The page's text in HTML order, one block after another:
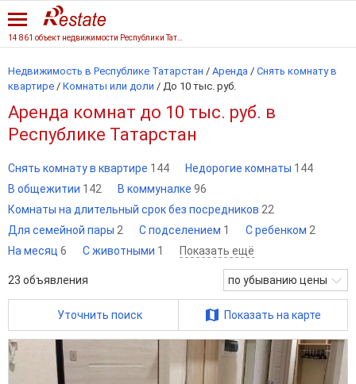
Недвижимость в Республике Татарстан / Аренда / Снять комнату в
квартире / Комнаты или доли / До 10 тыс. руб.
Аренда комнат до 10 тыс. руб. в
Республике Татарстан
Снять комнату в квартире 144 Недорогие комнаты 144
В общежитии 142 В коммуналке 96
Комнаты на длительный срок без посредников 22
Для семейной пары 2 С подселением 1 С ребенком 2
На месяц 6 С животными 1 Показать ещё
23 объявления по убыванию цены
Уточнить поиск Показать на карте